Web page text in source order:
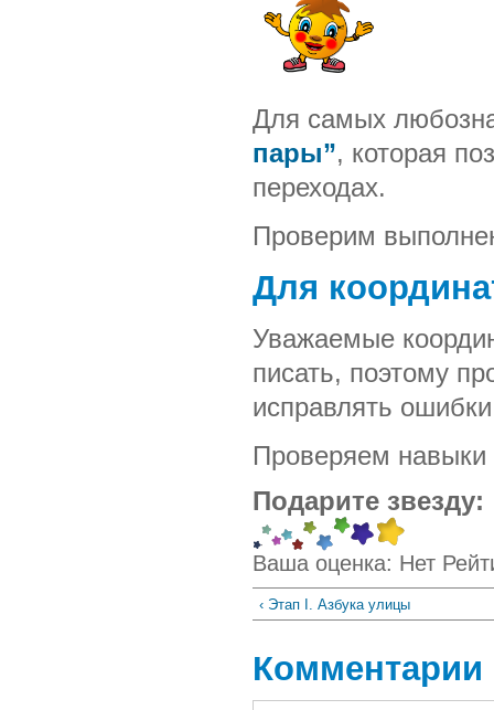
Для самых
пары”, которая
переходах.
Проверим
Для
Уважаемые
писать, поэтому
исправлять
Проверяем навыки
Подарите звезду:
Ваша оценка: Нет
‹ Этап I. Азбука улицы
Комментарии